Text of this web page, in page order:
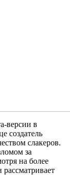
версии в
создатель
слакеров.
за
на более